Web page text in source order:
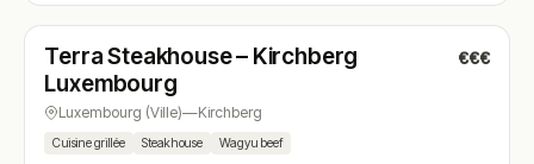
N° 16
Terra Steakhouse – Kirchberg
Luxembourg
€€€
Luxembourg (Ville)—Kirchberg
Cuisine grillée Steakhouse Wagyu beef